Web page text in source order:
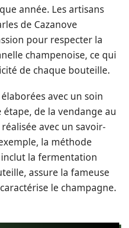
année. Les artisans
de Cazanove
pour respecter la
champenoise, ce qui
de chaque bouteille.
avec un soin
de la vendange au
avec un savoir-
la méthode
la fermentation
assure la fameuse
le champagne.